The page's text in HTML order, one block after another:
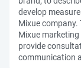
develop
Mixue
Mixue
provide
communication